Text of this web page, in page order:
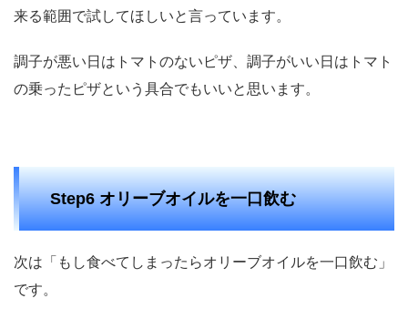
来る範囲で試してほしいと言っています。
調子が悪い日はトマトのないピザ、調子がいい日はトマト
の乗ったピザという具合でもいいと思います。
Step6 オリーブオイルを一口飲む
次は「もし食べてしまったらオリーブオイルを一口飲む」
です。